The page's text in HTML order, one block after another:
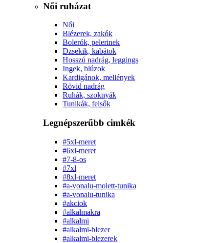
Női ruházat
Női
Blézerek, zakók
Bolerók, pelerinek
Dzsekik, kabátok
Hosszú nadrág, leggings
Ingek, blúzok
Kardigánok, mellények
Rövid nadrág
Ruhák, szoknyák
Tunikák, felsők
Legnépszerűbb cimkék
#5xl-meret
#6xl-meret
#7-8-os
#7xl
#8xl-meret
#a-vonalu-molett-tunika
#a-vonalu-tunika
#akciok
#alkalmakra
#alkalmi
#alkalmi-blezer
#alkalmi-blezerek